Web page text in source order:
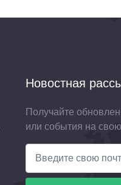
Новостная
Получайте
или события на свою